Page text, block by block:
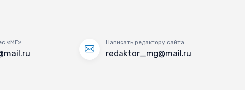
«МГ» Написать редактору сайта
redaktor_mg@mail.ru